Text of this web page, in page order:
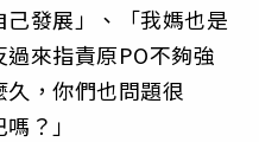
發展」、「我媽也是
來指責原PO不夠強
，你們也問題很
？」